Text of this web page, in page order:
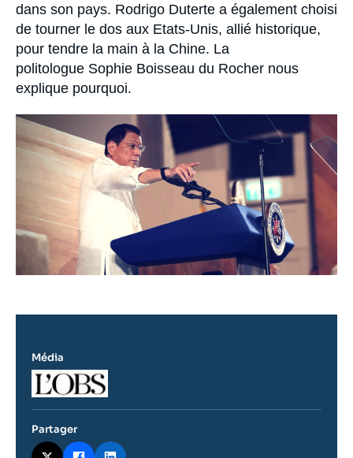
dans son pays. Rodrigo Duterte a également choisi
de tourner le dos aux Etats-Unis, allié historique,
pour tendre la main à la Chine. La
politologue Sophie Boisseau du Rocher nous
explique pourquoi.
Image
principale
médiatique
Média
Logo
Partager